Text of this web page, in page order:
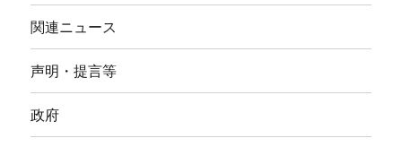
関連ニュース
声明・提言等
政府